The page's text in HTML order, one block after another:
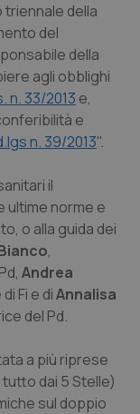
Ulcerosa
triennale della
del
della
agli obblighi
n. 33/2013 e,
e
n. 39/2013".
il
ultime norme e
o alla guida dei
,
Andrea
Fi e diAnnalisa
del Pd.
a più riprese
dai 5 Stelle)
sul doppio